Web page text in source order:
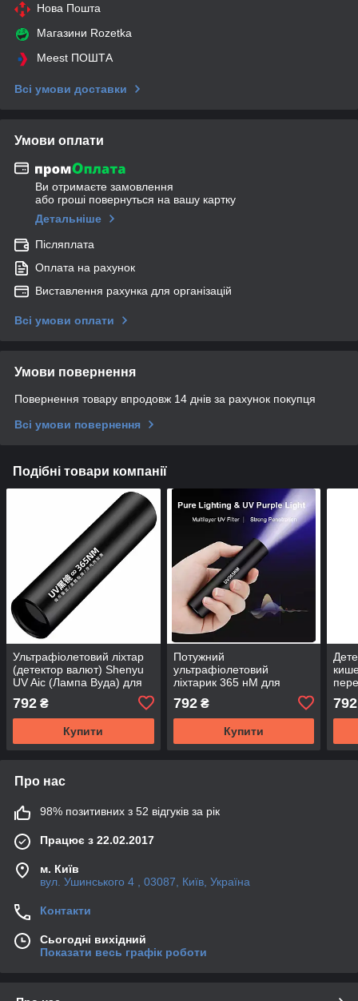
Нова Пошта
Магазини Rozetka
Meest ПОШТА
Всі умови доставки
Умови оплати
Ви отримаєте замовлення
або гроші повернуться на вашу картку
Детальніше
Післяплата
Оплата на рахунок
Виставлення рахунка для організацій
Всі умови оплати
Умови повернення
Повернення товару впродовж 14 днів за рахунок покупця
Всі умови повернення
Подібні товари компанії
Ультрафіолетовий ліхтар
(детектор валют) Shenyu
UV Aic (Лампа Вуда) для
792 ₴
Купити
Потужний
ультрафіолетовий
ліхтарик 365 нМ для
грошей,Документів,для
сушіння клею
792₴
Купити
792
Про нас
98% позитивних з 52 відгуків за рік
Працює з 22.02.2017
м. Київ
вул. Ушинського 4 , 03087, Київ, Україна
Контакти
Сьогодні вихідний
Показати весь графік роботи